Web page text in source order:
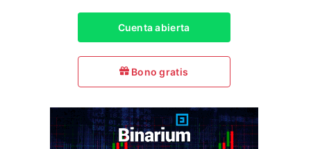
Cuenta abierta
Bono gratis